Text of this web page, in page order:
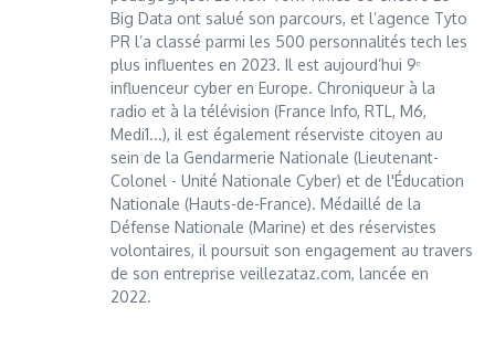
Big Data ont salué son parcours, et l’agence Tyto
PR l’a classé parmi les 500 personnalités tech les
plus influentes en 2023. Il est aujourd’hui 9ᵉ
influenceur cyber en Europe. Chroniqueur à la
radio et à la télévision (France Info, RTL, M6,
Medi1...), il est également réserviste citoyen au
sein de la Gendarmerie Nationale (Lieutenant-
Colonel - Unité Nationale Cyber) et de l'Éducation
Nationale (Hauts-de-France). Médaillé de la
Défense Nationale (Marine) et des réservistes
volontaires, il poursuit son engagement au travers
de son entreprise veillezataz.com, lancée en
2022.